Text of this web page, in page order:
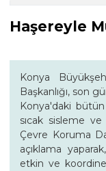
Haşereyle
Konya
Başkanlığı, son
Konya'daki
sıcak sisleme
Çevre Koruma
açıklama
etkin ve